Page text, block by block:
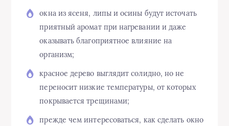
окна из ясеня, липы и осины будут источать
приятный аромат при нагревании и даже
оказывать благоприятное влияние на
организм;
красное дерево выглядит солидно, но не
переносит низкие температуры, от которых
покрывается трещинами;
прежде чем интересоваться, как сделать окно